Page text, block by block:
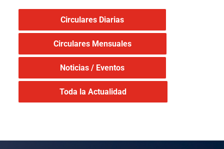
Circulares Diarias
Circulares Mensuales
Noticias / Eventos
Toda la Actualidad